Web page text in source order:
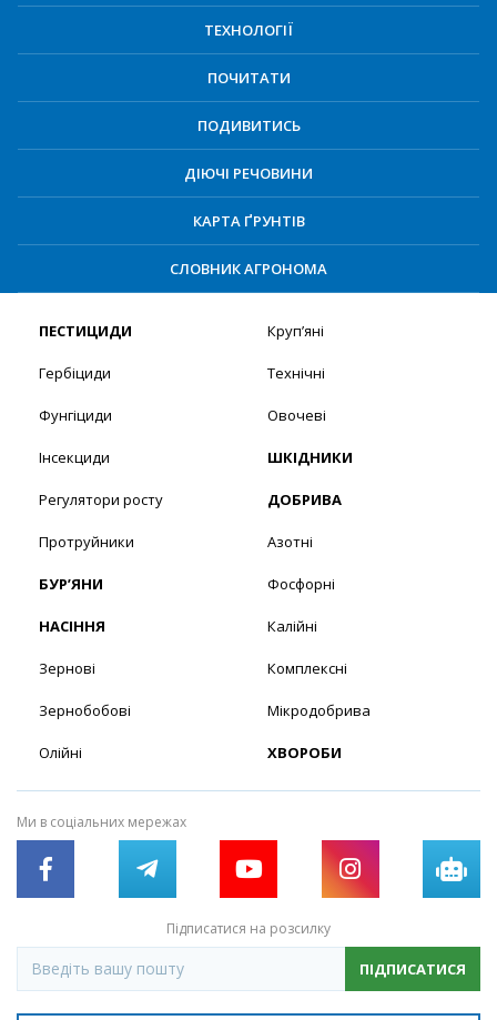
ТЕХНОЛОГІЇ
ПОЧИТАТИ
ПОДИВИТИСЬ
ДІЮЧІ РЕЧОВИНИ
КАРТА ҐРУНТІВ
СЛОВНИК АГРОНОМА
ПЕСТИЦИДИ
Гербіциди
Фунгіциди
Інсекциди
Регулятори росту
Протруйники
БУР’ЯНИ
НАСІННЯ
Зернові
Зернобобові
Олійні
Круп’яні
Технічні
Овочеві
ШКІДНИКИ
ДОБРИВА
Азотні
Фосфорні
Калійні
Комплексні
Мікродобрива
ХВОРОБИ
Ми в соціальних мережах
Підписатися на розсилку
ПІДПИСАТИСЯ